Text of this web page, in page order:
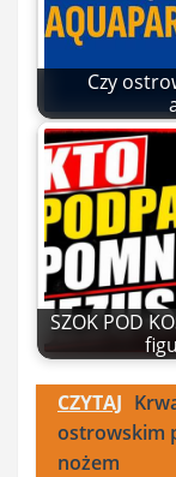
Czy
SZOK POD
CZYTAJ
ostrowskim
nożem